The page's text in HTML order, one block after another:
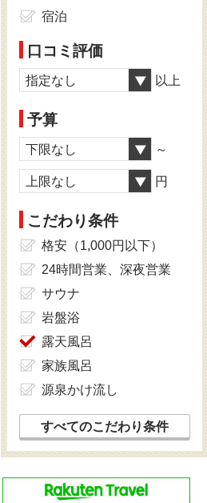
宿泊
口コミ評価
指定なし 以上
予算
下限なし ～
上限なし 円
こだわり条件
格安（1,000円以下）
24時間営業、深夜営業
サウナ
岩盤浴
露天風呂
家族風呂
源泉かけ流し
すべてのこだわり条件